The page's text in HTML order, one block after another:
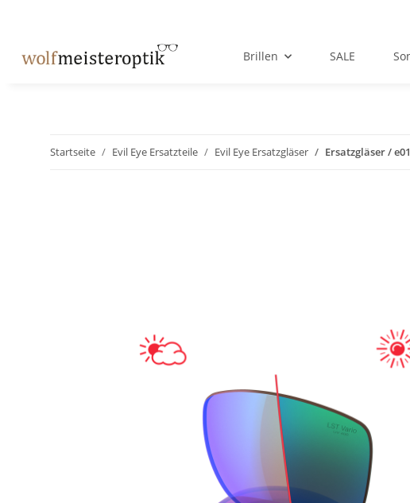
Brillen SALE
Startseite Evil Eye Ersatzteile Evil Eye Ersatzgläser Ersatzgläser /